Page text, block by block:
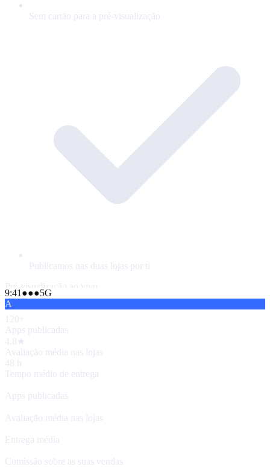
Sem cartão para a pré-visualização
Publicamos nas duas lojas por ti
Pré-visualização ao vivo
9:41●●●5G
A
120+
Apps publicadas
4.8★
Avaliação média nas lojas
48 h
Tempo médio de entrega
Apps publicadas
Avaliação média nas lojas
Entrega média
Comissão sobre as suas vendas